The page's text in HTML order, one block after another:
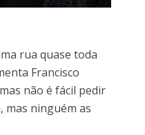
rua quase toda
Francisco
não é fácil pedir
mas ninguém as